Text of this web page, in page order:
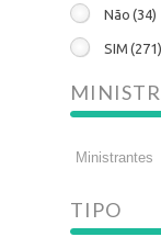
Não (34)
SIM (271)
TIPO